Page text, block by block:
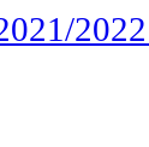
2022